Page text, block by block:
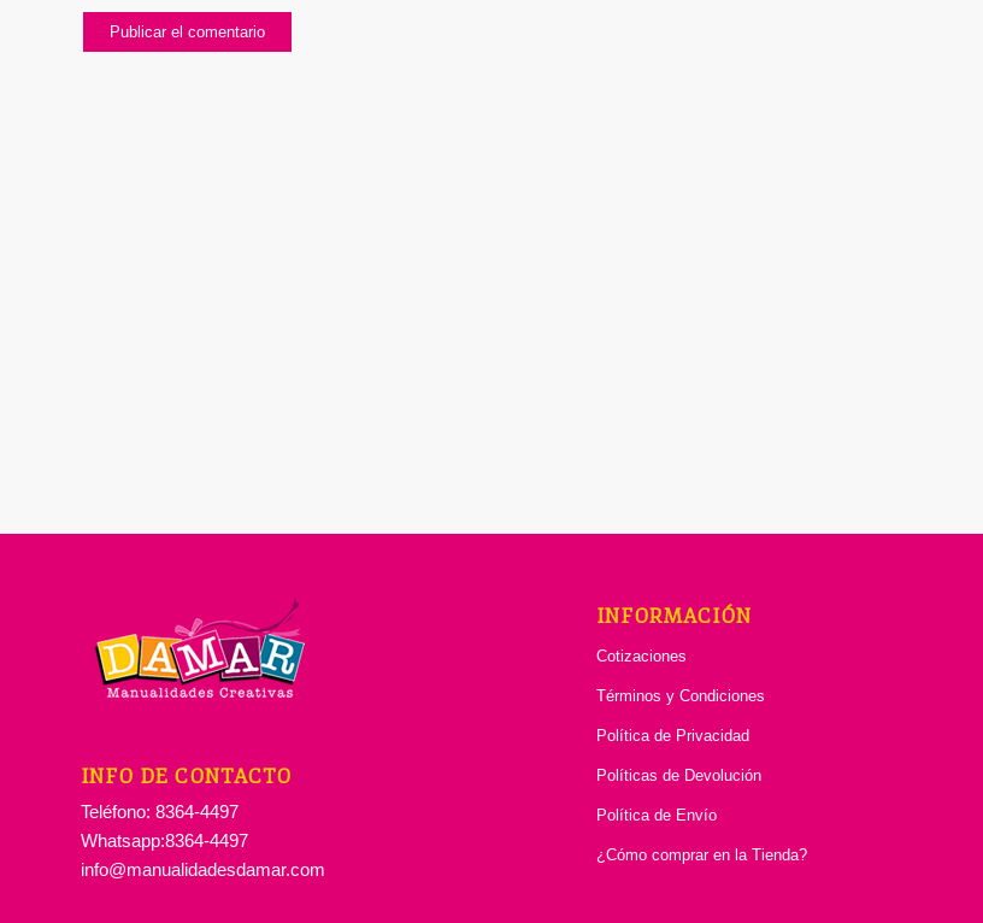
INFO DE CONTACTO
Teléfono: 8364-4497
Whatsapp:8364-4497
info@manualidadesdamar.com
INFORMACIÓN
Cotizaciones
Términos y Condiciones
Política de Privacidad
Políticas de Devolución
Política de Envío
¿Cómo comprar en la Tienda?